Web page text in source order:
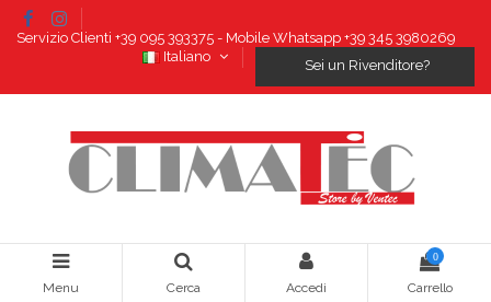
Servizio Clienti +39 095 393375 - Mobile Whatsapp +39 345 3980269
Italiano
Sei un Rivenditore?
Menu Cerca Accedi
0
Carrello